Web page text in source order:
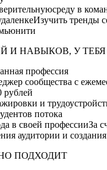
в
тренды
И НАВЫКОВ, У ТЕБЯ
профессия
сообщества с
рублей
и
потока
в своей профессииЗа
аудитории и
ПОДХОДИТ